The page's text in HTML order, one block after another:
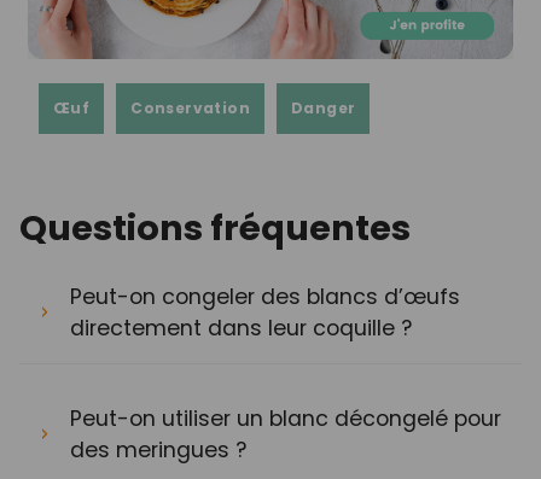
Œuf Conservation Danger
Questions fréquentes
Peut-on congeler des blancs d’œufs
directement dans leur coquille ?
Peut-on utiliser un blanc décongelé pour
des meringues ?